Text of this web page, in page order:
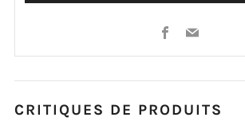
Facebook
Email
CRITIQUES DE PRODUITS